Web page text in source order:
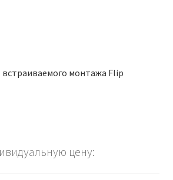
встраиваемого монтажа Flip
цену: